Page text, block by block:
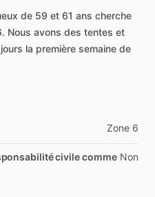
de 59 et 61 ans cherche
Nous avons des tentes et
jours la première semaine de
Zone 6
civile comme Non